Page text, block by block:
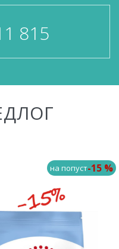
815
на попуст-15 %